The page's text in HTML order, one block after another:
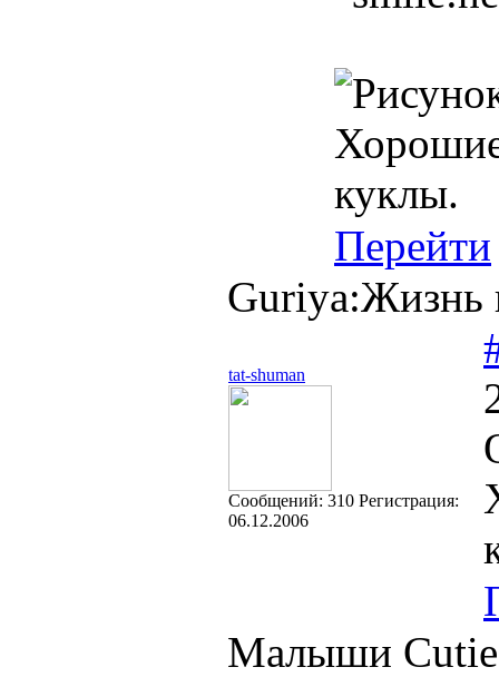
куклы.
Перейти
Guriya:Жизнь
tat-shuman
Cообщений: 310 Регистрация:
06.12.2006
Малыши Cutie